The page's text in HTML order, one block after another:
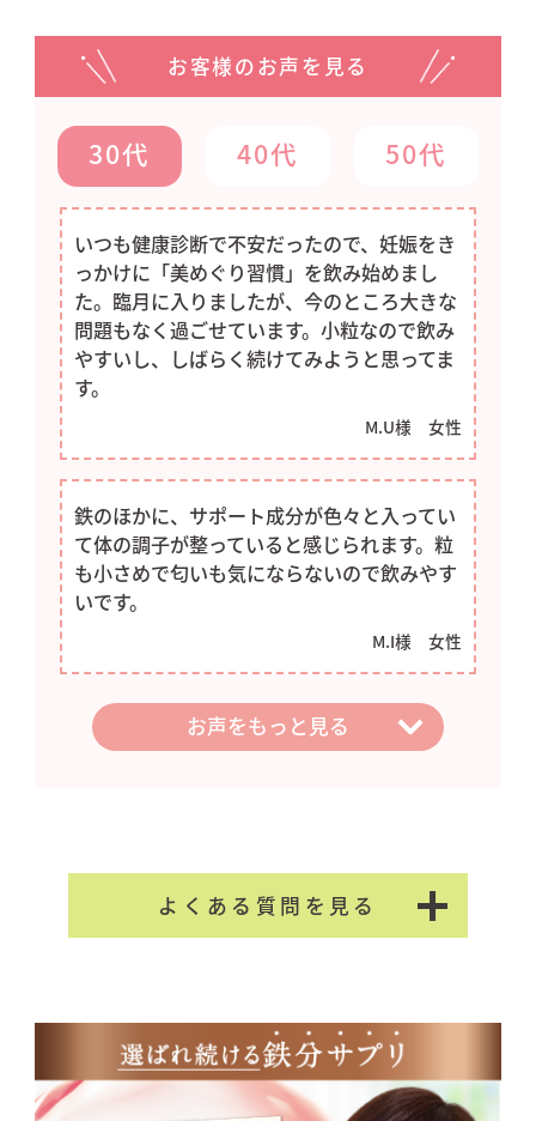
けし、３回目以降は前回のお届けから
６０日毎にお届けします。２回目以
降、商品は１袋当たり25%OFFの
3,219円（税込）で２袋ずつお届けし
ます。各回の送料は無料、お支払金額
は２袋合計で6,437円（税込）となり
【お支払いに関して】
お支払方法の変更のお申し出がない限
り２回目以降も同じお支払い方法でお
届けいたします。
ご解約は、次回お届け予定日の１０日
前までにマイページ・メール・お電話
（0120-842-555）にてご連絡くださ
い。（一時休止とは最大６ヶ月先まで
お届け日を先延ばしすることができる
【返品に関して】
初めてご利用いただく商品に限り、返
品保証の対象になります。返品をご希
す。返金の際の手数料は弊社にて負担
いたします。また、商品の破損・汚損
※定期コースの場合、２回目以降のお
届けの商品のご返品は承っておりませ
ん。（商品の破損・汚損や誤配送等は
お客様のお声を見る
30代 40代 50代
いつも健康診断で不安だったので、妊娠をき
っかけに「美めぐり習慣」を飲み始めまし
た。臨月に入りましたが、今のところ大きな
問題もなく過ごせています。小粒なので飲み
やすいし、しばらく続けてみようと思ってま
す。
M.U様 女性
鉄のほかに、サポート成分が色々と入ってい
て体の調子が整っていると感じられます。粒
も小さめで匂いも気にならないので飲みやす
いです。
M.I様 女性
足りないものを満たしてくれる一粒だと思って
ます。感謝していつも飲んでますよ。
悪くて飲めないと言っていたので購入しまし
た。小粒で飲みやすくこれなら続けていけそう
お声をもっと見る
よくある質問を見る
A. 基本的にお飲みいただけます
が、育ち盛りのお子様や妊娠中・
授乳中はデリケートな時期ですの
Q. どれくらいの期間で効果